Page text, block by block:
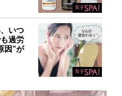
いつ
過労
因”が